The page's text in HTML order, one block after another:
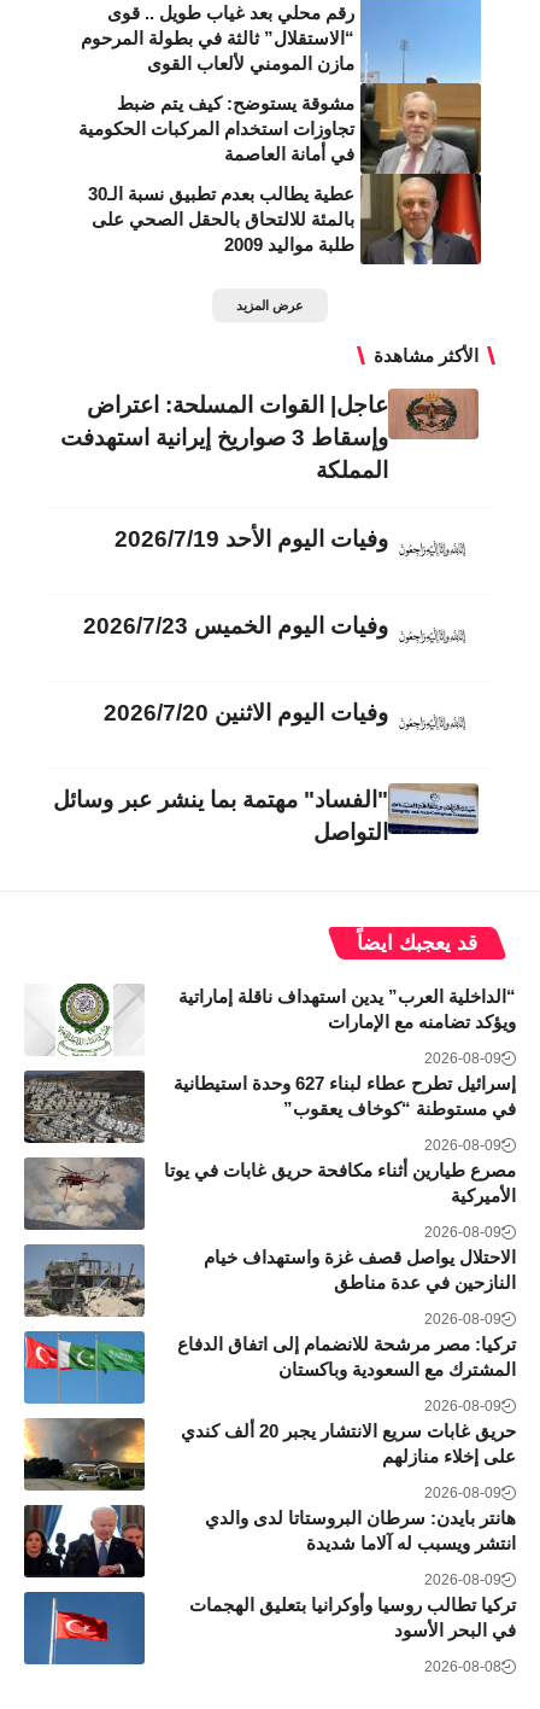
رقم محلي بعد غياب طويل .. قوى
“الاستقلال” ثالثة في بطولة المرحوم
مازن المومني لألعاب القوى
مشوقة يستوضح: كيف يتم ضبط
تجاوزات استخدام المركبات الحكومية
في أمانة العاصمة
عطية يطالب بعدم تطبيق نسبة الـ30
بالمئة للالتحاق بالحقل الصحي على
طلبة مواليد 2009
عرض المزيد
الأكثر مشاهدة
عاجل| القوات المسلحة: اعتراض
وإسقاط 3 صواريخ إيرانية استهدفت
المملكة
وفيات اليوم الأحد 2026/7/19
وفيات اليوم الخميس 2026/7/23
وفيات اليوم الاثنين 2026/7/20
"الفساد" مهتمة بما ينشر عبر وسائل
التواصل
قد يعجبك ايضاً
“الداخلية العرب” يدين استهداف ناقلة إماراتية
ويؤكد تضامنه مع الإمارات
2026-08-09
إسرائيل تطرح عطاء لبناء 627 وحدة استيطانية
في مستوطنة “كوخاف يعقوب”
2026-08-09
مصرع طيارين أثناء مكافحة حريق غابات في يوتا
الأميركية
2026-08-09
الاحتلال يواصل قصف غزة واستهداف خيام
النازحين في عدة مناطق
2026-08-09
تركيا: مصر مرشحة للانضمام إلى اتفاق الدفاع
المشترك مع السعودية وباكستان
2026-08-09
حريق غابات سريع الانتشار يجبر 20 ألف كندي
على إخلاء منازلهم
2026-08-09
هانتر بايدن: سرطان البروستاتا لدى والدي
انتشر ويسبب له آلاما شديدة
2026-08-09
تركيا تطالب روسيا وأوكرانيا بتعليق الهجمات
في البحر الأسود
2026-08-08